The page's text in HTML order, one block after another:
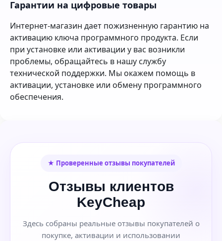
Гарантии на цифровые товары
Интернет-магазин дает пожизненную гарантию на
активацию ключа программного продукта. Если
при установке или активации у вас возникли
проблемы, обращайтесь в нашу службу
технической поддержки. Мы окажем помощь в
активации, установке или обмену программного
обеспечения.
★ Проверенные отзывы покупателей
Отзывы клиентов
KeyCheap
Здесь собраны реальные отзывы покупателей о
покупке, активации и использовании